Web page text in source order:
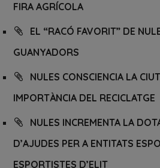
FIRA AGRÍCOLA
EL “RACÓ FAVORIT” DE
GUANYADORS
NULES CONSCIENCIA LA
IMPORTÀNCIA DEL RECICLATGE
NULES INCREMENTA LA
D’AJUDES PER A ENTITATS
ESPORTISTES D’ELIT